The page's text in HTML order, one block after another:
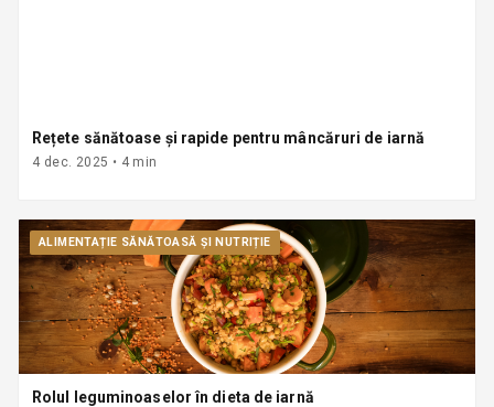
Rețete sănătoase și rapide pentru mâncăruri de iarnă
4 dec. 2025 • 4 min
ALIMENTAȚIE SĂNĂTOASĂ ȘI NUTRIȚIE
Rolul leguminoaselor în dieta de iarnă